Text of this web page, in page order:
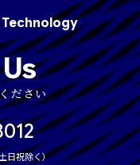
ださい
日祝除く）